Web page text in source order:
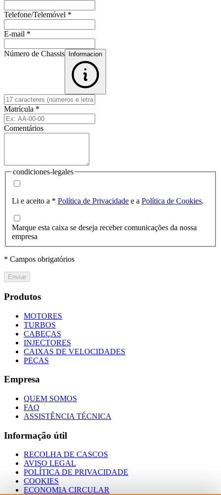
Telefone/Telemóvel *
E-mail *
Número de Chassis Informacion
Matrícula *
Comentários
condiciones-legales
Li e aceito a * Política de Privacidade e a Política de Cookies.
Marque esta caixa se deseja receber comunicações da nossa
empresa
* Campos obrigatórios
Enviar
Produtos
MOTORES
TURBOS
CABEÇAS
INJECTORES
CAIXAS DE VELOCIDADES
PEÇAS
Empresa
QUEM SOMOS
FAQ
ASSISTÊNCIA TÉCNICA
Informação útil
RECOLHA DE CASCOS
AVISO LEGAL
POLÍTICA DE PRIVACIDADE
COOKIES
ECONOMIA CIRCULAR